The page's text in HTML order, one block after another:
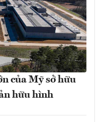
của Mỹ sở hữu
hữu hình